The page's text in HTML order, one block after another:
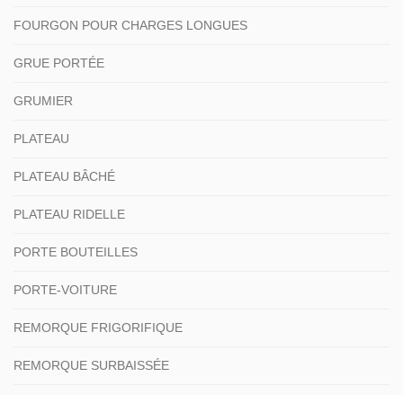
FOURGON POUR CHARGES LONGUES
GRUE PORTÉE
GRUMIER
PLATEAU
PLATEAU BÂCHÉ
PLATEAU RIDELLE
PORTE BOUTEILLES
PORTE-VOITURE
REMORQUE FRIGORIFIQUE
REMORQUE SURBAISSÉE